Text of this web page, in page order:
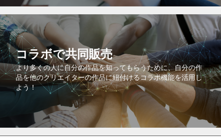
コラボで共同販売
より多くの人に自分の作品を知ってもらうために、自分の作
品を他のクリエイターの作品に紐付けるコラボ機能を活用し
よう！